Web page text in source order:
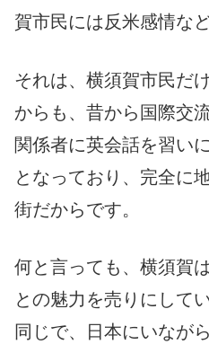
賀市民には反米感情な
それは、横須賀市民だ
からも、昔から国際交
関係者に英会話を習い
となっており、完全に
街だからです。
何と言っても、横須賀
との魅力を売りにして
同じで、日本にいなが